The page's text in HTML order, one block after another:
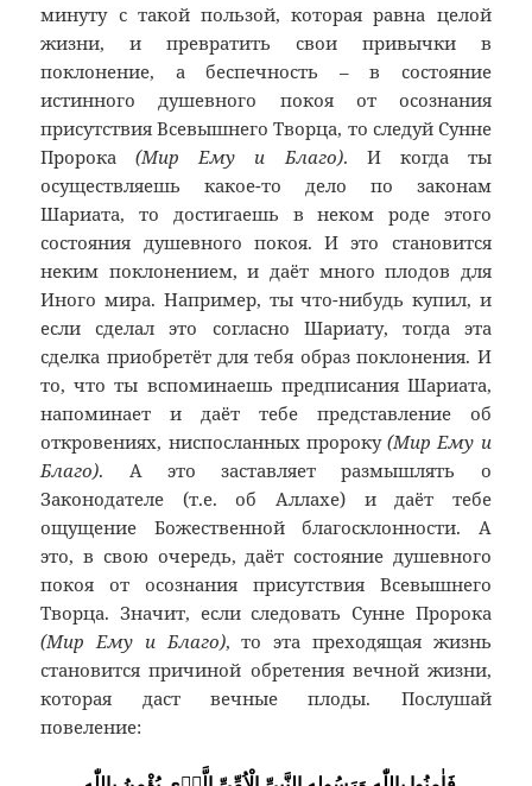
минуту с такой пользой, которая равна целой
жизни, и превратить свои привычки в
поклонение, а беспечность – в состояние
истинного душевного покоя от осознания
присутствия Всевышнего Творца, то следуй Сунне
Пророка(Мир Ему и Благо). И когда ты
осуществляешь какое-то дело по законам
Шариата, то достигаешь в неком роде этого
состояния душевного покоя. И это становится
неким поклонением, и даёт много плодов для
Иного мира. Например, ты что-нибудь купил, и
если сделал это согласно Шариату, тогда эта
сделка приобретёт для тебя образ поклонения. И
то, что ты вспоминаешь предписания Шариата,
напоминает и даёт тебе представление об
откровениях, ниспосланных пророку(Мир Ему и
Благо). А это заставляет размышлять о
Законодателе (т.е. об Аллахе) и даёт тебе
ощущение Божественной благосклонности. А
это, в свою очередь, даёт состояние душевного
покоя от осознания присутствия Всевышнего
Творца. Значит, если следовать Сунне Пророка
(Мир Ему и Благо), то эта преходящая жизнь
становится причиной обретения вечной жизни,
которая даст вечные плоды. Послушай
повеление: